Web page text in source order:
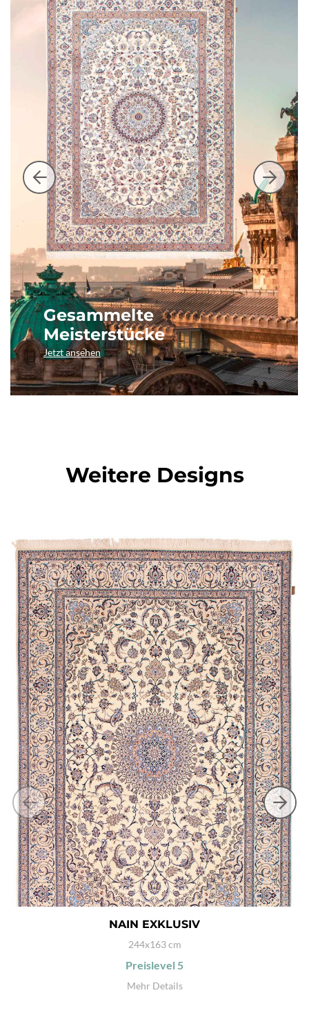
Gesammelte
Meisterstücke
Jetzt ansehen
Weitere Designs
NAIN EXKLUSIV
244x163 cm
Preislevel 5
Mehr Details